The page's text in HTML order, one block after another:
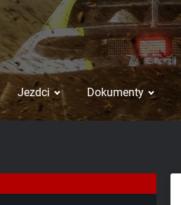
Jezdci Dokumenty